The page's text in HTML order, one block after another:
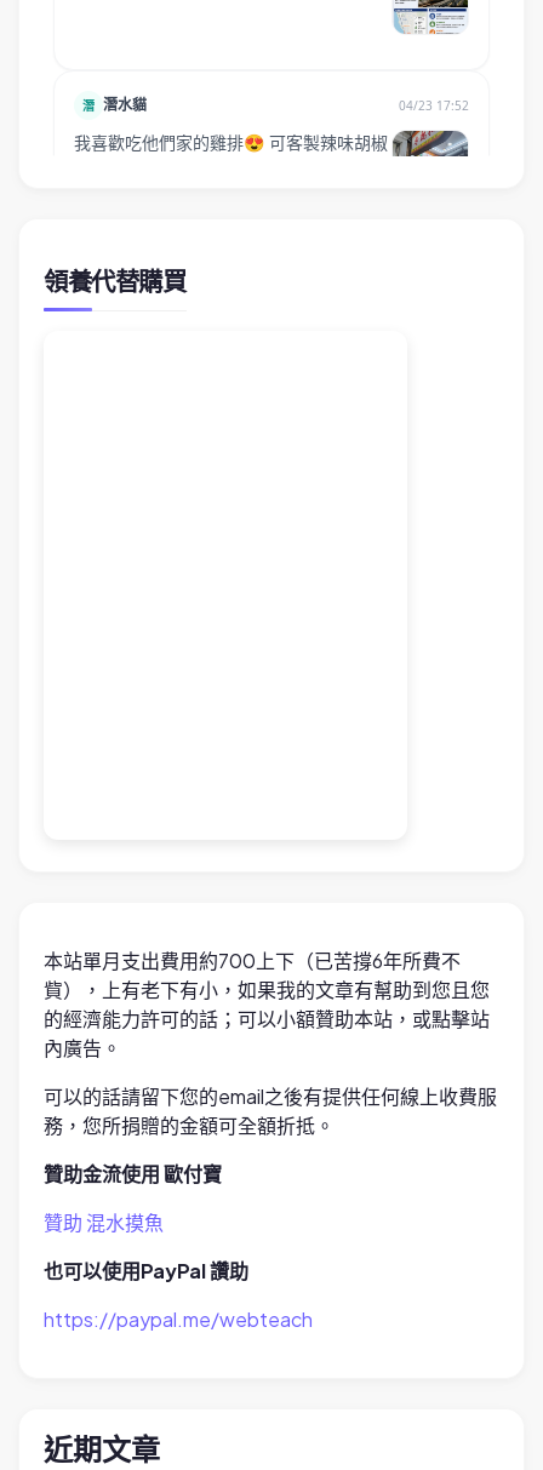
領養代替購買
本站單月支出費用約700上下（已苦撐6年所費不
貲），上有老下有小，如果我的文章有幫助到您且您
的經濟能力許可的話；可以小額贊助本站，或點擊站
內廣告。
可以的話請留下您的email之後有提供任何線上收費服
務，您所捐贈的金額可全額折抵。
贊助金流使用 歐付寶
贊助 混水摸魚
也可以使用PayPal 讚助
https://paypal.me/webteach
近期文章